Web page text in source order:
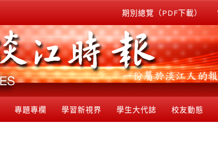
期別總覽（PDF下載）
專題專欄 學習新視界 學生大代誌 校友動態